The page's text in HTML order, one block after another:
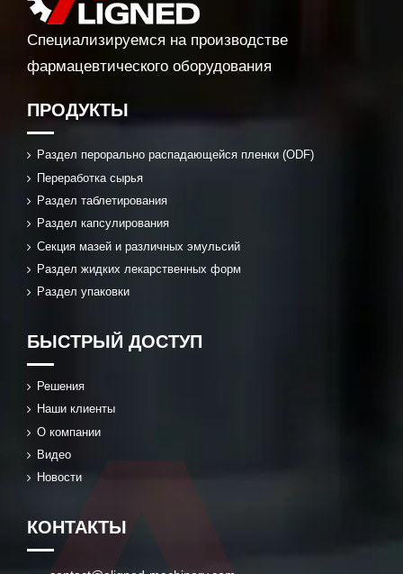
Специализируемся на производстве
фармацевтического оборудования
ПРОДУКТЫ
Раздел перорально распадающейся пленки (ODF)
Переработка сырья
Раздел таблетирования
Раздел капсулирования
Секция мазей и различных эмульсий
Раздел жидких лекарственных форм
Раздел упаковки
БЫСТРЫЙ ДОСТУП
Решения
Наши клиенты
О компании
Видео
Новости
КОНТАКТЫ